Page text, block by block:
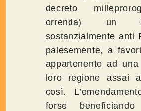
decreto
orrenda) un
sostanzialmente anti
palesemente, a
appartenente ad
loro regione assai
così.
forse